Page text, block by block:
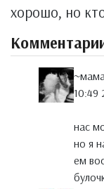
хорошо, но
10:49
нас
но я
ем